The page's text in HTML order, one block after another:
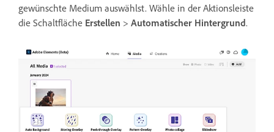
gewünschte Medium auswählst. Wähle in der Aktionsleiste
die Schaltfläche Erstellen > Automatischer Hintergrund.